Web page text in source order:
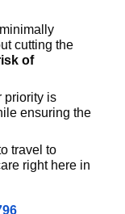
cutting the
of
priority is
ensuring the
travel to
right here in